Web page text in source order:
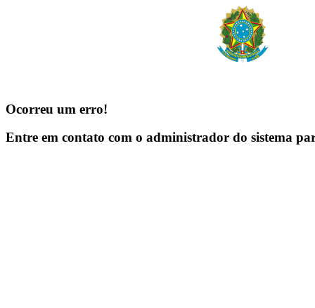
Ocorreu um erro!
Entre em contato com o administrador do sistema